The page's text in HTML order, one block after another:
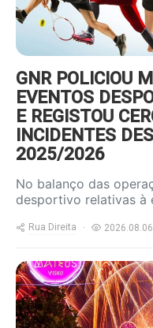
GNR POLICIOU
EVENTOS
E REGISTOU
INCIDENTES
2025/2026
No balanço das
desportivo relativas à
Rua Direita 2026.08.06
https://
content/uploads/
sao-mateus-